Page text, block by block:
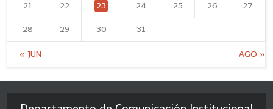
« JUN AGO »
21 22 23 24 25 26 27
28 29 30 31